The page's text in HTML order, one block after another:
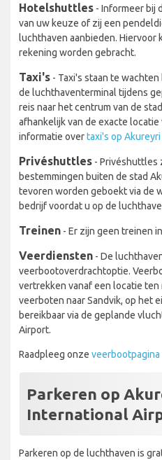
Hotelshuttles - Informeer bij
van uw keuze of zij een
luchthaven aanbieden. Hiervoor
rekening worden gebracht.
Taxi's - Taxi's staan te
de luchthaventerminal tijdens
reis naar het centrum van de
afhankelijk van de exacte
informatie overtaxi's op
Privéshuttles - Privéshuttles
bestemmingen buiten de stad
tevoren worden geboekt via de
bedrijf voordat u op de
Treinen - Er zijn geen treinen
Veerdiensten - De
veerbootoverdrachtoptie.
vertrekken vanaf een locatie
veerboten naar Sandvik, op het
bereikbaar via de geplande
Airport.
Raadpleeg onze veerbootpagina
Parkeren op
International
Parkeren op de luchthaven is